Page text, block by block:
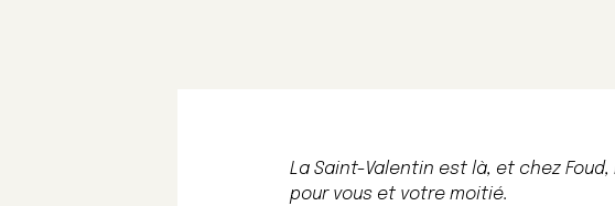
La Saint-Valentin est là, et chez
pour vous et votre moitié.